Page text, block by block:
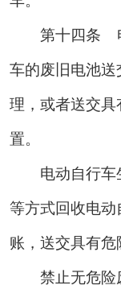
第十四条
车的废旧电池送
理，或者送交具
置。
电动自行
等方式回收电动
账，送交具有危
禁止无危险